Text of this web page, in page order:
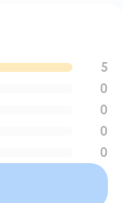
5
0
0
0
0